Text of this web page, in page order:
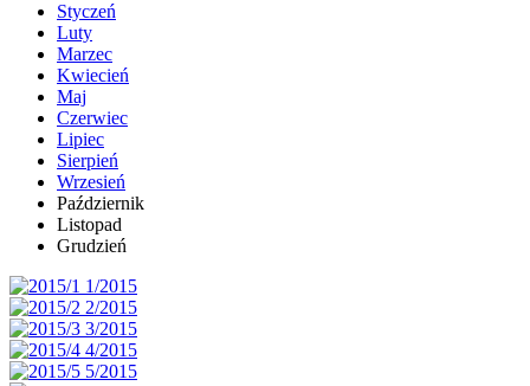
Styczeń
Luty
Marzec
Kwiecień
Maj
Czerwiec
Lipiec
Sierpień
Wrzesień
Październik
Listopad
Grudzień